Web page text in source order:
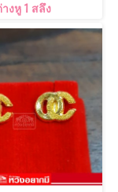
งหู 1 สลึง